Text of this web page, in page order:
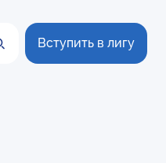
Вступить в лигу